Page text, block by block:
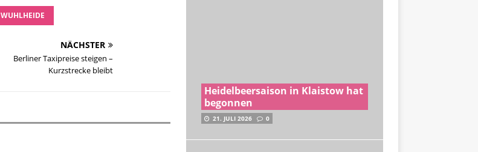
WUHLHEIDE
NÄCHSTER
Berliner Taxipreise steigen –
Kurzstrecke bleibt
Heidelbeersaison in Klaistow hat
begonnen
21. JULI 2026 0